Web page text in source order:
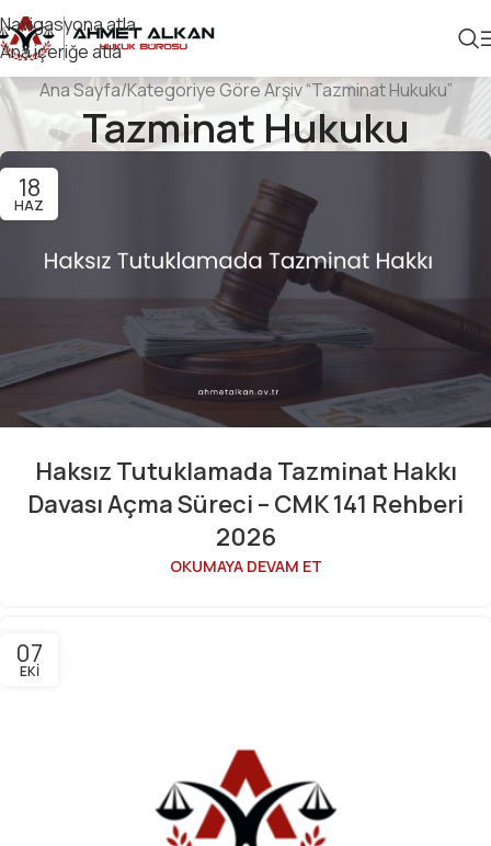
Navigasyona atla
Ana içeriğe atla
Ana Sayfa Kategoriye Göre Arşiv “Tazminat Hukuku”
Tazminat Hukuku
18
HAZ
Haksız Tutuklamada Tazminat Hakkı
Davası Açma Süreci – CMK 141 Rehberi
2026
OKUMAYA DEVAM ET
07
EKI